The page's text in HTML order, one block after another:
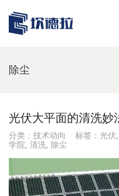
除尘
光伏大平面的清洗妙
分类： 技术动向 标签： 光伏,
学院, 清洗, 除尘